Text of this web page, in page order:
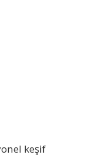
keşif